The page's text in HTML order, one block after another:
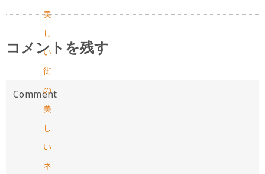
美
し
い
街
の
美
し
い
ネ
コメントを残す